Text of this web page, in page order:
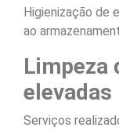
Higienização de
ao
Limpeza
elevadas
Serviços